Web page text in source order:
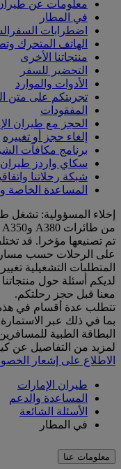
معلومات عن طيران
في المطار
اضطرابات
الهاتف المتحرك
منتجاتنا الأخرى
التحضير للسفر
الأدوات والموارد
تجربتكم على متن
المفقودات
الحجز مع طيران
إلغاء حجز أو تغييره
برنامج مكافآت
سكاي واردز طيران
شبكة رحلاتنا
المساعدة الخاصة
إخلاء المسؤولية: تشغل
تم تصنيعها مؤخرا. قد
على الرحلات حسب مسار
المتطلبات التشغيلية
لديكم أسئلة حول
معنا قبل حجز رحلتكم.
تتطلب عدة أقسام في
لمزيد من التفاصيل عن
الاطلاع على إشعار
طيران الإمارات
المساعدة والدعم
الأسئلة الشائعة
في المطار
معلومات عنا